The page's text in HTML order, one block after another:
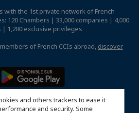
and others trackers to ease it
and security. Some
with the 1st private network of French
120 Chambers | 33,000 companies | 4,000
1,200 exclusive privileges
of French CCIs abroad, discover